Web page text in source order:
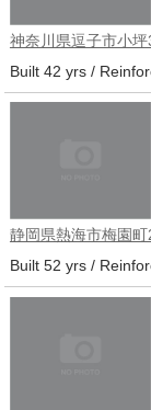
神奈川県逗子市小
静岡県熱海市梅園